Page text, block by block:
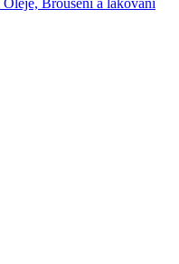
Oleje, Broušení a lakování